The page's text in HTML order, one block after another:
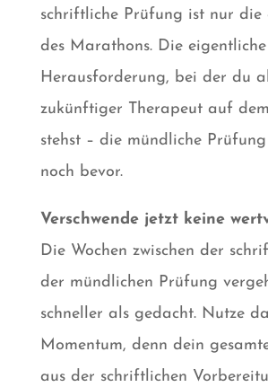
schriftliche Prüfung ist nur die
des Marathons. Die eigentliche
Herausforderung, bei der du
zukünftiger Therapeut auf
stehst – die mündliche
noch bevor.
Verschwende jetzt keine
Die Wochen zwischen der
der mündlichen Prüfung
schneller als gedacht. Nutze
Momentum, denn dein
aus der schriftlichen